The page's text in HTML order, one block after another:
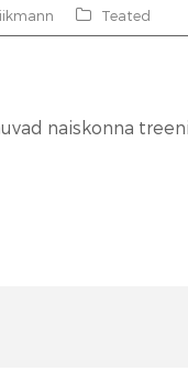
Teated
naiskonna